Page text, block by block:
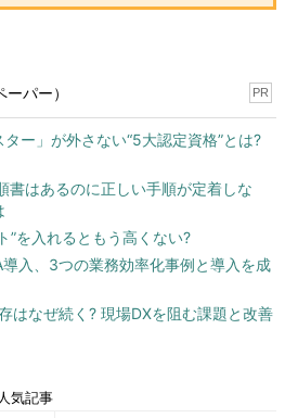
をクリックする。
パー） PR
ー」が外さない“5大認定資格”とは?
書はあるのに正しい手順が定着しな
”を入れるともう高くない?
入、3つの業務効率化事例と導入を成
はなぜ続く? 現場DXを阻む課題と改善
気記事